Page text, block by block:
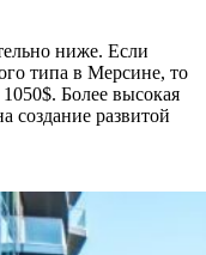
ниже. Если
типа в Мерсине, то
Более высокая
создание развитой